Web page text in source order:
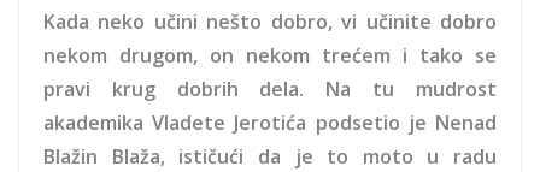
Kada neko učini nešto dobro, vi učinite dobro
nekom drugom, on nekom trećem i tako se
pravi krug dobrih dela. Na tu mudrost
akademika Vladete Jerotića podsetio je Nenad
Blažin Blaža, ističući da je to moto u radu